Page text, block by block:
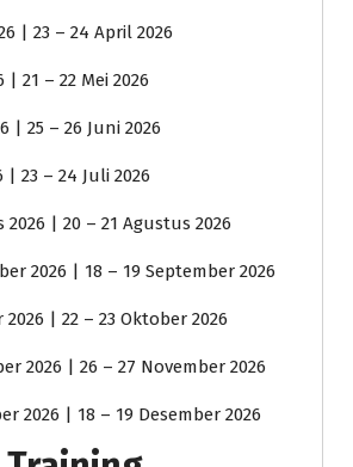
| 23 – 24 April 2026
| 21 – 22 Mei 2026
| 25 – 26 Juni 2026
| 23 – 24 Juli 2026
| 20 – 21 Agustus 2026
2026 | 18 – 19 September 2026
| 22 – 23 Oktober 2026
2026 | 26 – 27 November 2026
2026 | 18 – 19 Desember 2026